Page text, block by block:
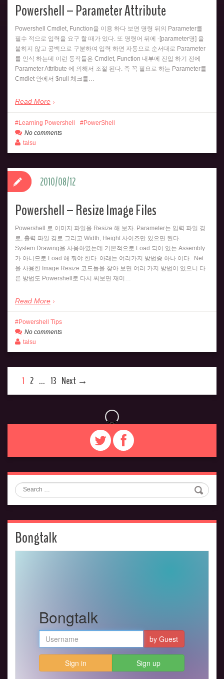
Powershell – Parameter Attribute
Powershell Cmdlet, Function을 이용 하다 보면 명령 뒤의 Parameter를
필수 적으로 입력을 요구 할 때가 있다. 또 명령어 뒤에 -[parameter명] 을
붙히지 않고 공백으로 구분하여 입력 하면 자동으로 순서대로 Parameter
를 인식 하는데 이런 동작들은 Cmdlet, Function 내부에 진입 하기 전에
Parameter Attribute 에 의해서 조절 된다. 즉 꼭 필요로 하는 Parameter를
Cmdlet 안에서 $null 체크를…
Read More
Learning Powershell
PowerShell
No comments
talsu
Powershell – Resize Image Files
Powershell 로 이미지 파일을 Resize 해 보자. Parameter는 입력 파일 경
로, 출력 파일 경로 그리고 Width, Height 사이즈만 있으면 된다.
System.Drawing을 사용하였는데 기본적으로 Load 되어 있는 Assembly
가 아니므로 Load 해 줘야 한다. 아래는 여러가지 방법중 하나 이다. .Net
을 사용한 Image Resize 코드들을 찾아 보면 여러 가지 방법이 있으니 다
른 방법도 Powershell로 다시 써보면 재미…
Read More
2010/08/12
Powershell Tips
No comments
talsu
1 2 … 13 Next →
Search
Bongtalk